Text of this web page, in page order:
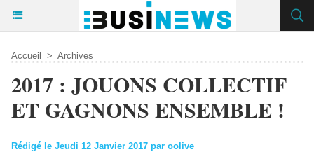
Accueil > Archives
2017 : JOUONS COLLECTIF
ET GAGNONS ENSEMBLE !
Rédigé le Jeudi 12 Janvier 2017 par oolive